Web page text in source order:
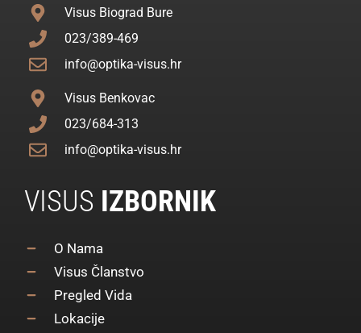
Visus Biograd Bure
023/389-469
info@optika-visus.hr
Visus Benkovac
023/684-313
info@optika-visus.hr
VISUS IZBORNIK
O Nama
Visus Članstvo
Pregled Vida
Lokacije